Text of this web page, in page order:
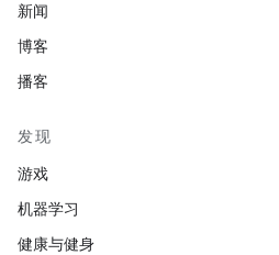
新闻
博客
播客
发现
游戏
机器学习
健康与健身